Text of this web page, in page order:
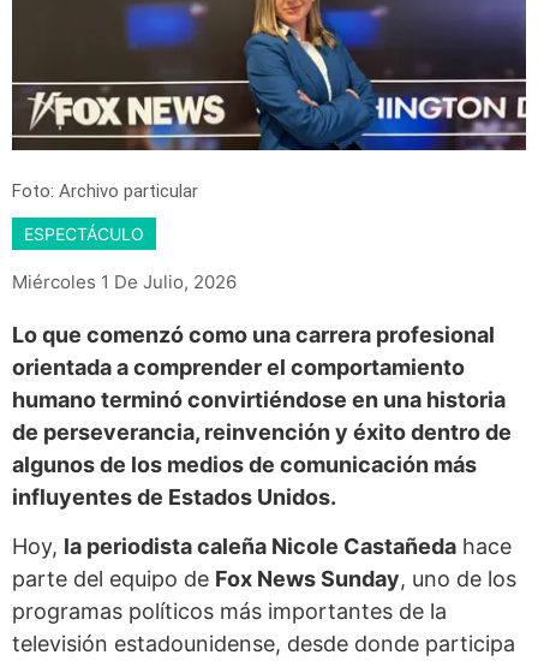
Foto: Archivo particular
ESPECTÁCULO
Miércoles 1 De Julio, 2026
Lo que comenzó como una carrera profesional
orientada a comprender el comportamiento
humano terminó convirtiéndose en una historia
de perseverancia, reinvención y éxito dentro de
algunos de los medios de comunicación más
influyentes de Estados Unidos.
Hoy, la periodista caleña Nicole Castañeda hace
parte del equipo de Fox News Sunday, uno de los
programas políticos más importantes de la
televisión estadounidense, desde donde participa